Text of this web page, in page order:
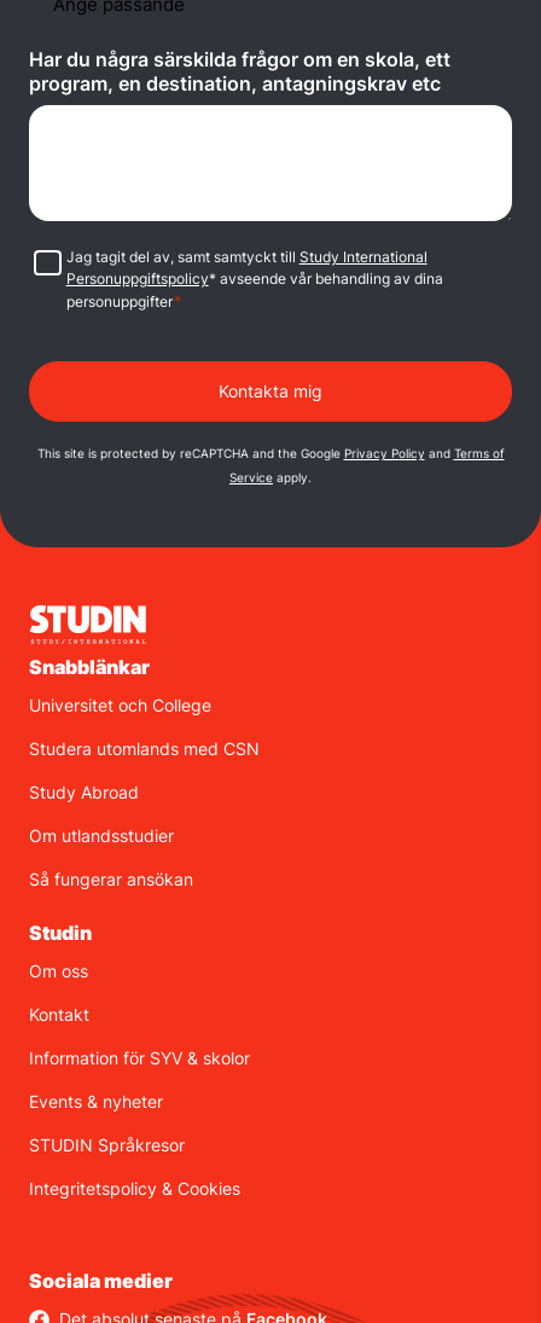
Har du några särskilda frågor om en skola, ett
program, en destination, antagningskrav etc
Samtycke
Jag tagit del av, samt samtyckt till Study International
Personuppgiftspolicy* avseende vår behandling av dina
personuppgifter*
This site is protected by reCAPTCHA and the Google Privacy Policy and Terms of
Service apply.
Snabblänkar
Universitet och College
Studera utomlands med CSN
Study Abroad
Om utlandsstudier
Så fungerar ansökan
Studin
Om oss
Kontakt
Information för SYV & skolor
Events & nyheter
STUDIN Språkresor
Integritetspolicy & Cookies
Sociala medier
Det absolut senaste på Facebook